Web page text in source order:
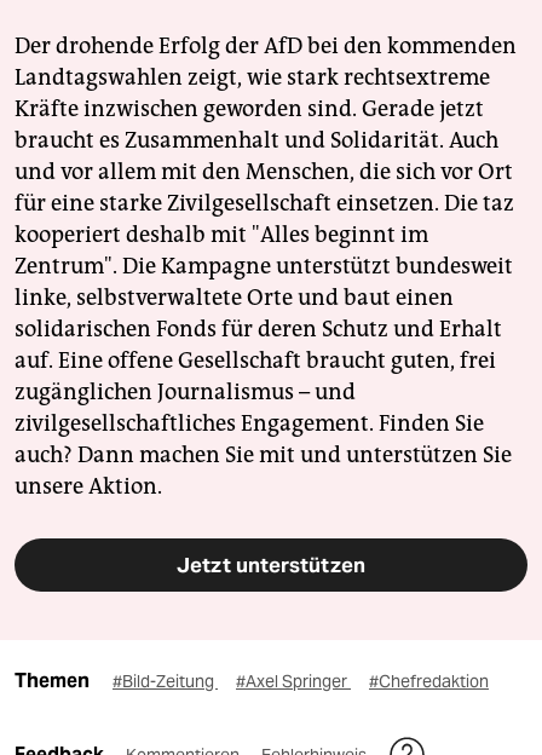
Der drohende Erfolg der AfD bei den kommenden
Landtagswahlen zeigt, wie stark rechtsextreme
Kräfte inzwischen geworden sind. Gerade jetzt
braucht es Zusammenhalt und Solidarität. Auch
und vor allem mit den Menschen, die sich vor Ort
für eine starke Zivilgesellschaft einsetzen. Die taz
kooperiert deshalb mit "Alles beginnt im
Zentrum". Die Kampagne unterstützt bundesweit
linke, selbstverwaltete Orte und baut einen
solidarischen Fonds für deren Schutz und Erhalt
auf. Eine offene Gesellschaft braucht guten, frei
zugänglichen Journalismus – und
zivilgesellschaftliches Engagement. Finden Sie
auch? Dann machen Sie mit und unterstützen Sie
unsere Aktion.
Jetzt unterstützen
Themen #Bild-Zeitung #Axel Springer #Chefredaktion